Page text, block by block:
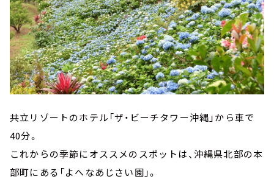
共立リゾートのホテル「ザ・ビーチタワー沖縄」から車で
40分。
これからの季節にオススメのスポットは、沖縄県北部の本
部町にある「よへなあじさい園」。